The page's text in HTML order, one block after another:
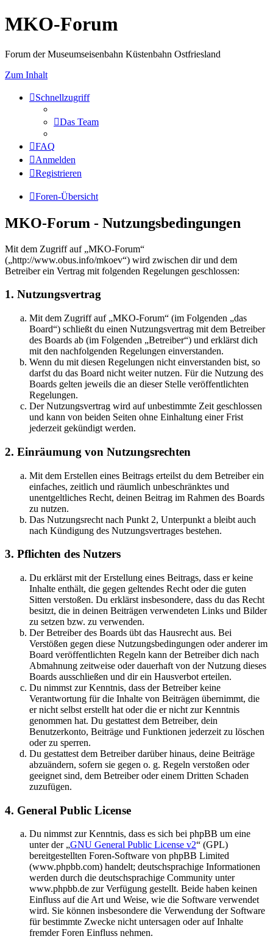
MKO-Forum
Forum der Museumseisenbahn Küstenbahn Ostfriesland
Zum Inhalt
Schnellzugriff
Das Team
FAQ
Anmelden
Registrieren
Foren-Übersicht
MKO-Forum - Nutzungsbedingungen
Mit dem Zugriff auf „MKO-Forum“
(„http://www.obus.info/mkoev“) wird zwischen dir und dem
Betreiber ein Vertrag mit folgenden Regelungen geschlossen:
1. Nutzungsvertrag
Mit dem Zugriff auf „MKO-Forum“ (im Folgenden „das
Board“) schließt du einen Nutzungsvertrag mit dem Betreiber
des Boards ab (im Folgenden „Betreiber“) und erklärst dich
mit den nachfolgenden Regelungen einverstanden.
Wenn du mit diesen Regelungen nicht einverstanden bist, so
darfst du das Board nicht weiter nutzen. Für die Nutzung des
Boards gelten jeweils die an dieser Stelle veröffentlichten
Regelungen.
Der Nutzungsvertrag wird auf unbestimmte Zeit geschlossen
und kann von beiden Seiten ohne Einhaltung einer Frist
jederzeit gekündigt werden.
2. Einräumung von Nutzungsrechten
Mit dem Erstellen eines Beitrags erteilst du dem Betreiber ein
einfaches, zeitlich und räumlich unbeschränktes und
unentgeltliches Recht, deinen Beitrag im Rahmen des Boards
zu nutzen.
Das Nutzungsrecht nach Punkt 2, Unterpunkt a bleibt auch
nach Kündigung des Nutzungsvertrages bestehen.
3. Pflichten des Nutzers
Du erklärst mit der Erstellung eines Beitrags, dass er keine
Inhalte enthält, die gegen geltendes Recht oder die guten
Sitten verstoßen. Du erklärst insbesondere, dass du das Recht
besitzt, die in deinen Beiträgen verwendeten Links und Bilder
zu setzen bzw. zu verwenden.
Der Betreiber des Boards übt das Hausrecht aus. Bei
Verstößen gegen diese Nutzungsbedingungen oder anderer im
Board veröffentlichten Regeln kann der Betreiber dich nach
Abmahnung zeitweise oder dauerhaft von der Nutzung dieses
Boards ausschließen und dir ein Hausverbot erteilen.
Du nimmst zur Kenntnis, dass der Betreiber keine
Verantwortung für die Inhalte von Beiträgen übernimmt, die
er nicht selbst erstellt hat oder die er nicht zur Kenntnis
genommen hat. Du gestattest dem Betreiber, dein
Benutzerkonto, Beiträge und Funktionen jederzeit zu löschen
oder zu sperren.
Du gestattest dem Betreiber darüber hinaus, deine Beiträge
abzuändern, sofern sie gegen o. g. Regeln verstoßen oder
geeignet sind, dem Betreiber oder einem Dritten Schaden
zuzufügen.
4. General Public License
Du nimmst zur Kenntnis, dass es sich bei phpBB um eine
unter der „GNU General Public License v2“ (GPL)
bereitgestellten Foren-Software von phpBB Limited
(www.phpbb.com) handelt; deutschsprachige Informationen
werden durch die deutschsprachige Community unter
www.phpbb.de zur Verfügung gestellt. Beide haben keinen
Einfluss auf die Art und Weise, wie die Software verwendet
wird. Sie können insbesondere die Verwendung der Software
für bestimmte Zwecke nicht untersagen oder auf Inhalte
fremder Foren Einfluss nehmen.